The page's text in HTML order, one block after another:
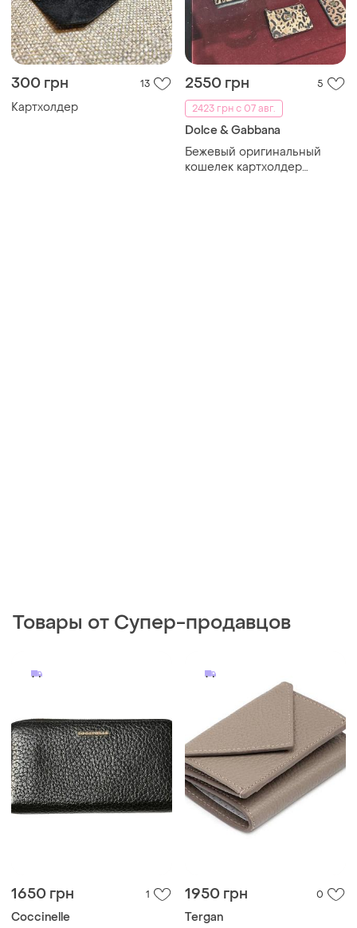
300 грн 13
Картхолдер
2550 грн
5
2423 грн с 07 авг.
Dolce & Gabbana
Бежевый оригинальный
кошелек картхолдер
Товары от Супер-продавцов
1650 грн 1
Coccinelle
1950 грн 0
Tergan